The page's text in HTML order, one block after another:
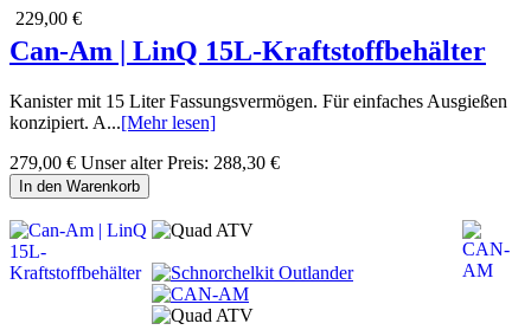
229,00 €
Can-Am | LinQ 15L-Kraftstoffbehälter
Kanister mit 15 Liter Fassungsvermögen. Für einfaches Ausgießen
konzipiert. A...[Mehr lesen]
279,00 € Unser alter Preis: 288,30 €
In den Warenkorb